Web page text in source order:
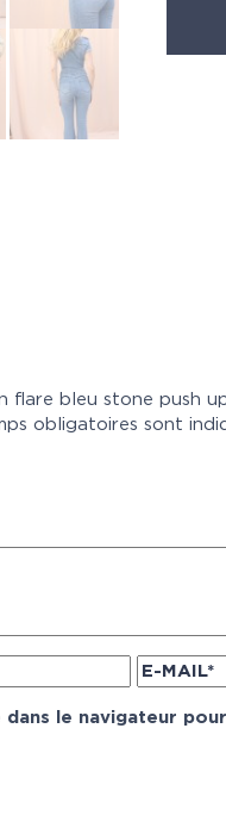
flare bleu stone push
obligatoires sont
le navigateur